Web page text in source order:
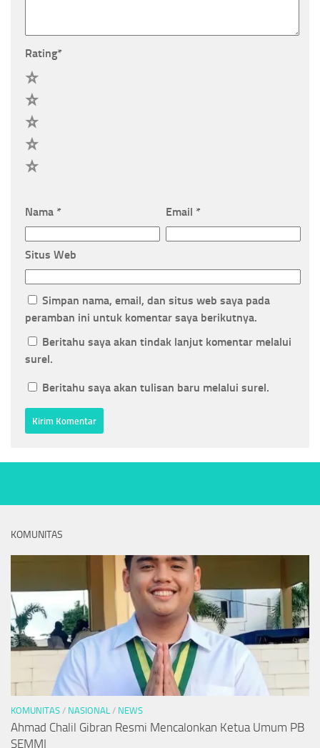
Rating*
Nama * Email *
Situs Web
Simpan nama, email, dan situs web saya pada
peramban ini untuk komentar saya berikutnya.
Beritahu saya akan tindak lanjut komentar melalui
surel.
Beritahu saya akan tulisan baru melalui surel.
KOMUNITAS
KOMUNITAS / NASIONAL / NEWS
Ahmad Chalil Gibran Resmi Mencalonkan Ketua Umum PB
SEMMI